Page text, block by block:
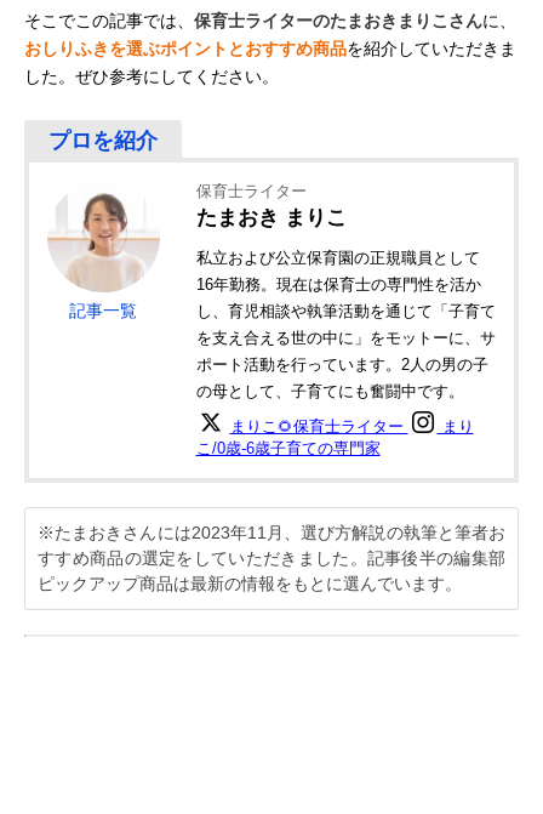
そこでこの記事では、 保育士ライターのたまおきまりこさんに、
おしりふきを選ぶポイントとおすすめ商品を紹介していただきま
した。ぜひ参考にしてください。
記事一覧
保育士ライター
たまおき まりこ
私立および公立保育園の正規職員として
16年勤務。現在は保育士の専門性を活か
し、育児相談や執筆活動を通じて「子育て
を支え合える世の中に」をモットーに、サ
ポート活動を行っています。2人の男の子
の母として、子育てにも奮闘中です。
まりこ🌻保育士ライター
まり
こ/0歳-6歳子育ての専門家
※たまおきさんには2023年11月、選び方解説の執筆と筆者お
すすめ商品の選定をしていただきました。記事後半の編集部
ピックアップ商品は最新の情報をもとに選んでいます。